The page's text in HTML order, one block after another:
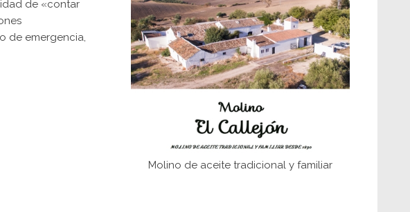
de «contar
de emergencia,
1936
Juntar las letras. La alfabetización en el
campo: del afán de saber a la
autogestión
Historia y vivencias del poblado de Los
Molino de aceite tradicional y familiar